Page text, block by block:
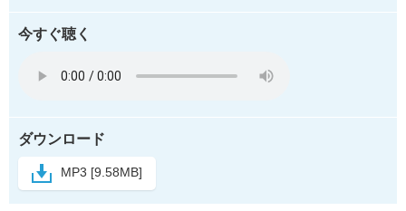
今すぐ聴く
ダウンロード
MP3 [9.58MB]